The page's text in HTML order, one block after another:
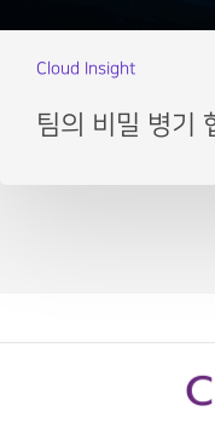
Cloud Insight
팀의 비밀 병기